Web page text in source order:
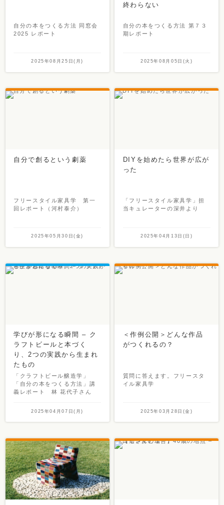
自分の本をつくる方法 同窓会
2025 レポート
2025年08月25日(月)
終わらない
自分の本をつくる方法 第７３
期レポート
2025年08月05日(火)
自分で創るという劇薬
フリースタイル家具学 第一
回レポート（河村泰介）
2025年05月30日(金)
DIYを始めたら世界が広が
った
「フリースタイル家具学」担
当キュレーターの深井より
2025年04月13日(日)
学びが形になる瞬間 – ク
ラフトビールと本づく
り、2つの実践から生まれ
たもの
「クラフトビール醸造学」
「自分の本をつくる方法」講
義レポート 林 花代子さん
2025年04月07日(月)
＜作例公開＞どんな作品
がつくれるの？
質問に答えます。フリースタ
イル家具学
2025年03月28日(金)